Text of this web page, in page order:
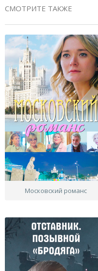
СМОТРИТЕ ТАКЖЕ
Московский романс